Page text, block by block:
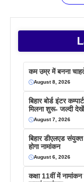
कम उम्र में बनना
August 8, 2026
बिहार बोर्ड इंटर
मिलना शुरू- जल्दी देखें
August 7, 2026
बिहार डीएलएड
होगा नामांकन
August 6, 2026
कक्षा 11वीं में